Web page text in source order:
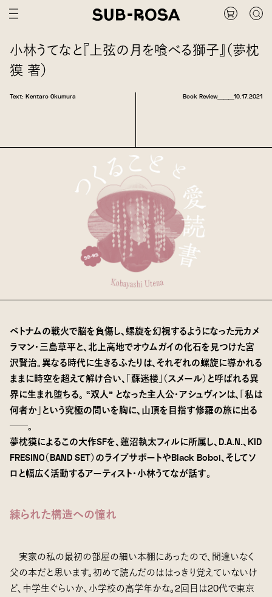
小林うてなと『上弦の月を喰べる獅子』（夢枕
獏 著）
Text: Kentaro Okumura Book Review＿＿＿ 10.17.2021
ベトナムの戦火で脳を負傷し、螺旋を幻視するようになった元カメ
ラマン・三島草平と、北上高地でオウムガイの化石を見つけた宮
沢賢治。異なる時代に生きるふたりは、それぞれの螺旋に導かれる
ままに時空を超えて解け合い、「蘇迷楼」（スメール）と呼ばれる異
界に生まれ堕ちる。 “双人” となった主人公・アシュヴィンは、「私は
何者か」という究極の問いを胸に、山頂を目指す修羅の旅に出る
──。
夢枕獏によるこの大作SFを、蓮沼執太フィルに所属し、D.A.N.、KID
FRESINO（BAND SET）のライブサポートやBlack Boboi、そしてソ
ロと幅広く活動するアーティスト・小林うてなが話す。
練られた構造への憧れ
実家の私の最初の部屋の細い本棚にあったので、間違いなく
父の本だと思います。初めて読んだのははっきり覚えていないけ
ど、中学生ぐらいか、小学校の高学年かな。2回目は20代で東京